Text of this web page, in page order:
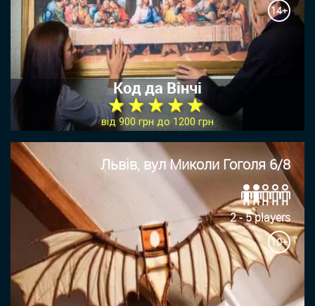
14+
Код да Вінчі
★ ★ ★ ★ ★
від 900 грн до 1200 грн
Львів, вул Миколи Гоголя 6/8
2 - 5 players
10+